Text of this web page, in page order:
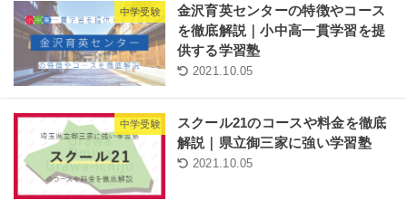
中学受験
金沢育英センターの特徴やコース
を徹底解説｜小中高一貫学習を提
供する学習塾
2021.10.05
中学受験
スクール21のコースや料金を徹底
解説｜県立御三家に強い学習塾
2021.10.05